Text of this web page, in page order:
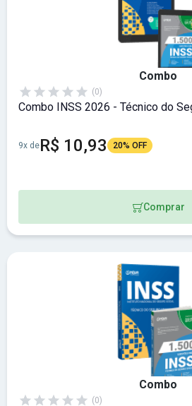
Combo
(0)
Combo INSS 2026 - Técnico do
9x deR$ 10,93 20% OFF
Comprar
Combo
(0)